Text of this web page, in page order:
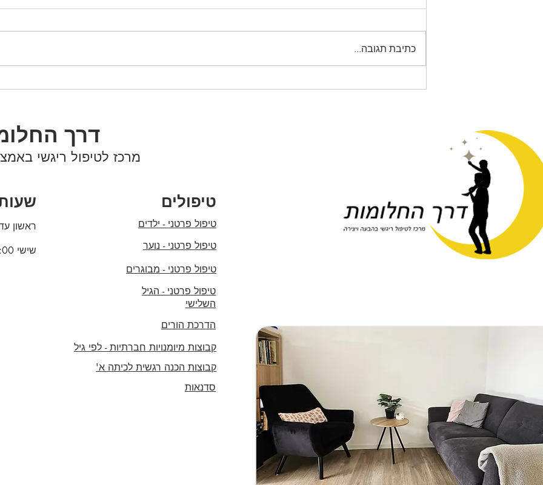
כתיבת תגובה...
דרך
מרכז לטיפול ריגשי
ראשון
שישי 14:00 - 09:00
טיפולים
טיפול פרטני - ילדים
טיפול פרטני - נוער
טיפול פרטני - מבוגרים
טיפול פרטני - הגיל
השלישי
הדרכת הורים
קבוצות מיומנויות חברתיות - לפי גיל
קבוצות הכנה רגשית לכיתה א'
סדנאות